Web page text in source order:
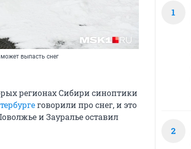
выпасть снег
регионах Сибири синоптики
говорили про снег, и это
и Зауралье оставил
1
2